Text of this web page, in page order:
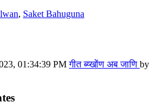
, Saket Bahuguna
01:34:39 PMगीत ब्य्खोंण अब जाणि by